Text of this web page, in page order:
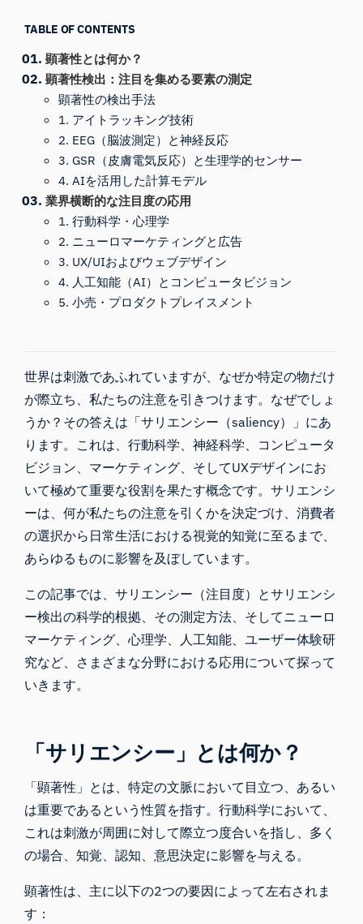
TABLE OF CONTENTS
顕著性とは何か？
顕著性検出：注目を集める要素の測定
顕著性の検出手法
1. アイトラッキング技術
2. EEG（脳波測定）と神経反応
3. GSR（皮膚電気反応）と生理学的センサー
4. AIを活用した計算モデル
業界横断的な注目度の応用
1. 行動科学・心理学
2. ニューロマーケティングと広告
3. UX/UIおよびウェブデザイン
4. 人工知能（AI）とコンピュータビジョン
5. 小売・プロダクトプレイスメント
世界は刺激であふれていますが、なぜか特定の物だけ
が際立ち、私たちの注意を引きつけます。なぜでしょ
うか？その答えは「サリエンシー（saliency）」にあ
ります。これは、行動科学、神経科学、コンピュータ
ビジョン、マーケティング、そしてUXデザインにお
いて極めて重要な役割を果たす概念です。サリエンシ
ーは、何が私たちの注意を引くかを決定づけ、消費者
の選択から日常生活における視覚的知覚に至るまで、
あらゆるものに影響を及ぼしています。
この記事では、サリエンシー（注目度）とサリエンシ
ー検出の科学的根拠、その測定方法、そしてニューロ
マーケティング、心理学、人工知能、ユーザー体験研
究など、さまざまな分野における応用について探って
いきます。
「サリエンシー」とは何か？
「顕著性」 とは、特定の文脈において目立つ、あるい
は重要であるという性質を指す。行動科学において、
これは刺激が周囲に対して際立つ度合いを指し、多く
の場合、知覚、認知、意思決定に影響を与える。
顕著性は、主に以下の2つの要因によって左右されま
す：